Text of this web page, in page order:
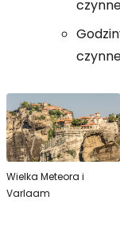
Wielka Meteora i
Varlaam